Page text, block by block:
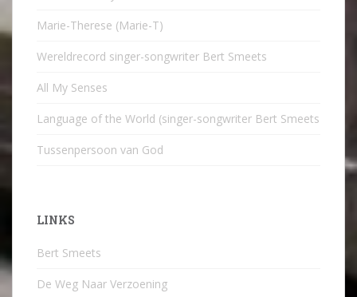
Marie-Therese (Marie-T)
Wereldrecord singer-songwriter Bert Smeets
All My Senses
Language of the World (singer-songwriter Bert Smeets
Tussenpersoon van God
LINKS
Bert Smeets
De Weg Naar Verzoening